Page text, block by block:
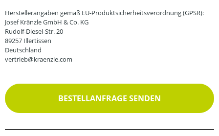
Herstellerangaben gemäß EU-Produktsicherheitsverordnung (GPSR):
Josef Kränzle GmbH & Co. KG
Rudolf-Diesel-Str. 20
89257 Illertissen
Deutschland
vertrieb@kraenzle.com
BESTELLANFRAGE SENDEN